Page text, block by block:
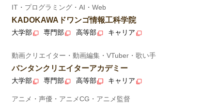
IT・プログラミング・AI・Web
KADOKAWAドワンゴ情報工科学院
大学部 専門部 高等部 キャリア
動画クリエイター・動画編集・VTuber・歌い手
バンタンクリエイターアカデミー
大学部 専門部 高等部 キャリア
アニメ・声優・アニメCG・アニメ監督